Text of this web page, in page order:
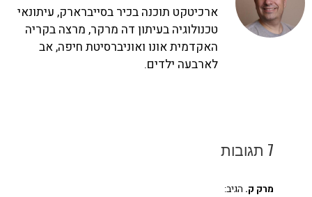
ארכיטקט תוכנה בכיר בסייברארק, עיתונאי
טכנולוגיה בעיתון דה מרקר, מרצה בקריה
האקדמית אונו ואוניברסיטת חיפה, אב
לארבעה ילדים.
7 תגובות
מרק ק. הגיב: